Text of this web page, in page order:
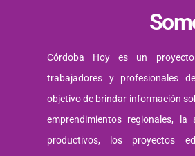
Córdoba Hoy es un
trabajadores y profesionales
objetivo de brindar información
emprendimientos regionales,
productivos, los proyectos